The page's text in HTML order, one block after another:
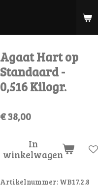
Agaat Hart op
Standaard -
0,516 Kilogr.
€ 38,00
In
winkelwagen
Artikelnummer: WB17.2.8